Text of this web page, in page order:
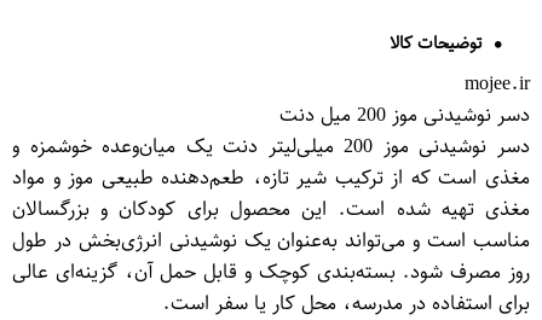
توضیحات کالا
mojee.ir
دسر نوشیدنی موز 200 میل دنت
دسر نوشیدنی موز 200 میلی‌لیتر دنت یک میان‌وعده خوشمزه و
مغذی است که از ترکیب شیر تازه، طعم‌دهنده طبیعی موز و مواد
مغذی تهیه شده است. این محصول برای کودکان و بزرگسالان
مناسب است و می‌تواند به‌عنوان یک نوشیدنی انرژی‌بخش در طول
روز مصرف شود. بسته‌بندی کوچک و قابل حمل آن، گزینه‌ای عالی
برای استفاده در مدرسه، محل کار یا سفر است.